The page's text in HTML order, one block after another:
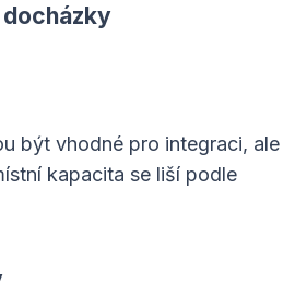
být vhodné pro integraci, ale
kapacita se liší podle